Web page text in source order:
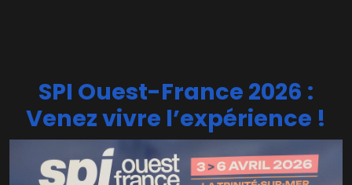
SPI Ouest-France 2026 :
Venez vivre l’expérience !